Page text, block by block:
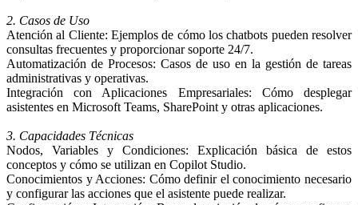
2. Casos de Uso
Atención al Cliente: Ejemplos de cómo los chatbots pueden resolver
consultas frecuentes y proporcionar soporte 24/7.
Automatización de Procesos: Casos de uso en la gestión de tareas
administrativas y operativas.
Integración con Aplicaciones Empresariales: Cómo desplegar
asistentes en Microsoft Teams, SharePoint y otras aplicaciones.
3. Capacidades Técnicas
Nodos, Variables y Condiciones: Explicación básica de estos
conceptos y cómo se utilizan en Copilot Studio.
Conocimientos y Acciones: Cómo definir el conocimiento necesario
y configurar las acciones que el asistente puede realizar.